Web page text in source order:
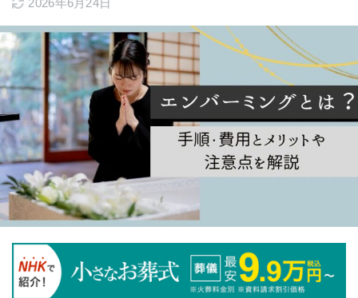
2026年6月24日